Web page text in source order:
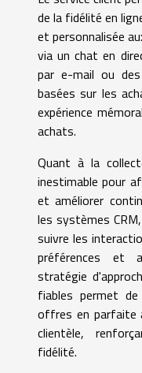
de la fidélité en
et personnalisée
via un chat en
par e-mail ou
basées sur les
expérience
achats.
Quant à la
inestimable pour
et améliorer
les systèmes
suivre les
préférences et
stratégie
fiables permet
offres en parfaite
clientèle,
fidélité.